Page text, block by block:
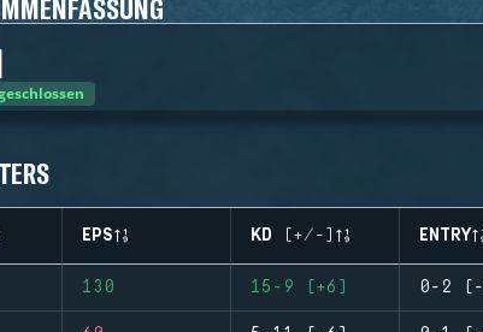
EPS KD (+/-) ENTRY
130 15-9 (+6) 0-2 (-